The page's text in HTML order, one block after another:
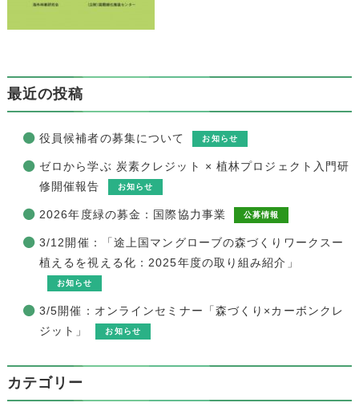
最近の投稿
役員候補者の募集について お知らせ
ゼロから学ぶ 炭素クレジット × 植林プロジェクト入門研
修開催報告
お知らせ
2026年度緑の募金：国際協力事業 公募情報
3/12開催：「途上国マングローブの森づくりワークスー
植えるを視える化：2025年度の取り組み紹介」
お知らせ
3/5開催：オンラインセミナー「森づくり×カーボンクレ
ジット」
お知らせ
カテゴリー